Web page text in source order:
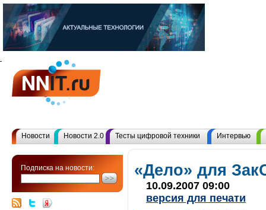
Новости Новости 2.0 Тесты цифровой техники Интервью
Подписка на новости: «Дело» для
10.09.2007 09:00
версия для печати